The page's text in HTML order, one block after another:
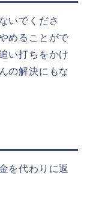
いでくださ
めることがで
い打ちをかけ
の解決にもな
を代わりに返